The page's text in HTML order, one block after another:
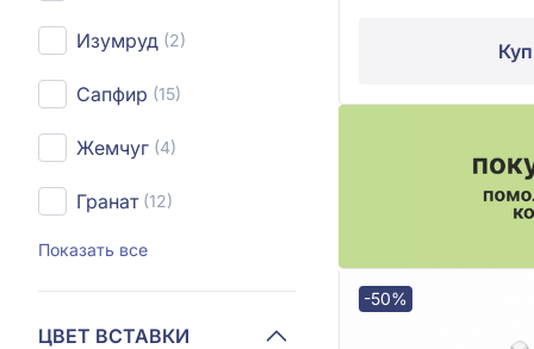
Изумруд (2)
Сапфир (15)
Жемчуг (4)
Гранат (12)
Показать все
ЦВЕТ ВСТАВКИ
-50%